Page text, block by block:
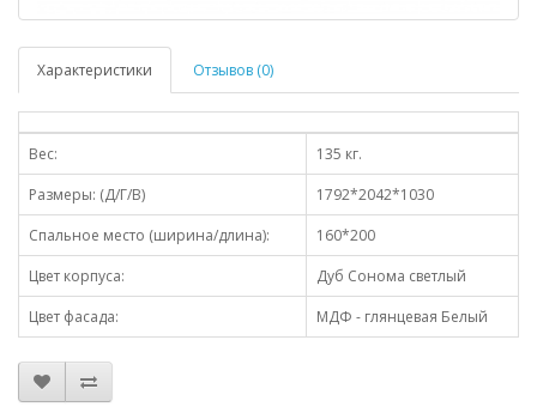
Характеристики Отзывов (0)
Вес:
135 кг.
Размеры: (Д/Г/В)
1792*2042*1030
Спальное место (ширина/длина):
160*200
Цвет корпуса:
Дуб Сонома светлый
Цвет фасада:
МДФ - глянцевая Белый